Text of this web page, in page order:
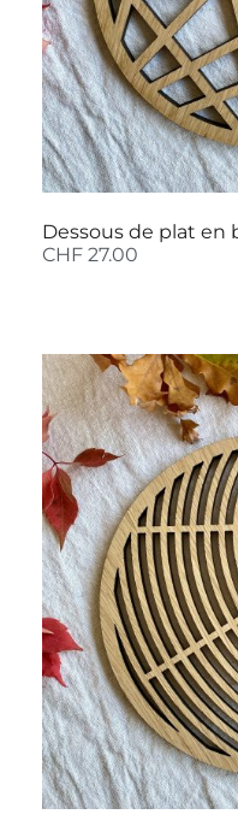
Dessous de plat en
CHF 27.00